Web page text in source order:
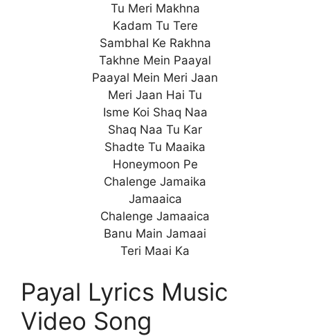
Tu Meri Makhna
Kadam Tu Tere
Sambhal Ke Rakhna
Takhne Mein Paayal
Paayal Mein Meri Jaan
Meri Jaan Hai Tu
Isme Koi Shaq Naa
Shaq Naa Tu Kar
Shadte Tu Maaika
Honeymoon Pe
Chalenge Jamaika
Jamaaica
Chalenge Jamaaica
Banu Main Jamaai
Teri Maai Ka
Payal Lyrics Music
Video Song